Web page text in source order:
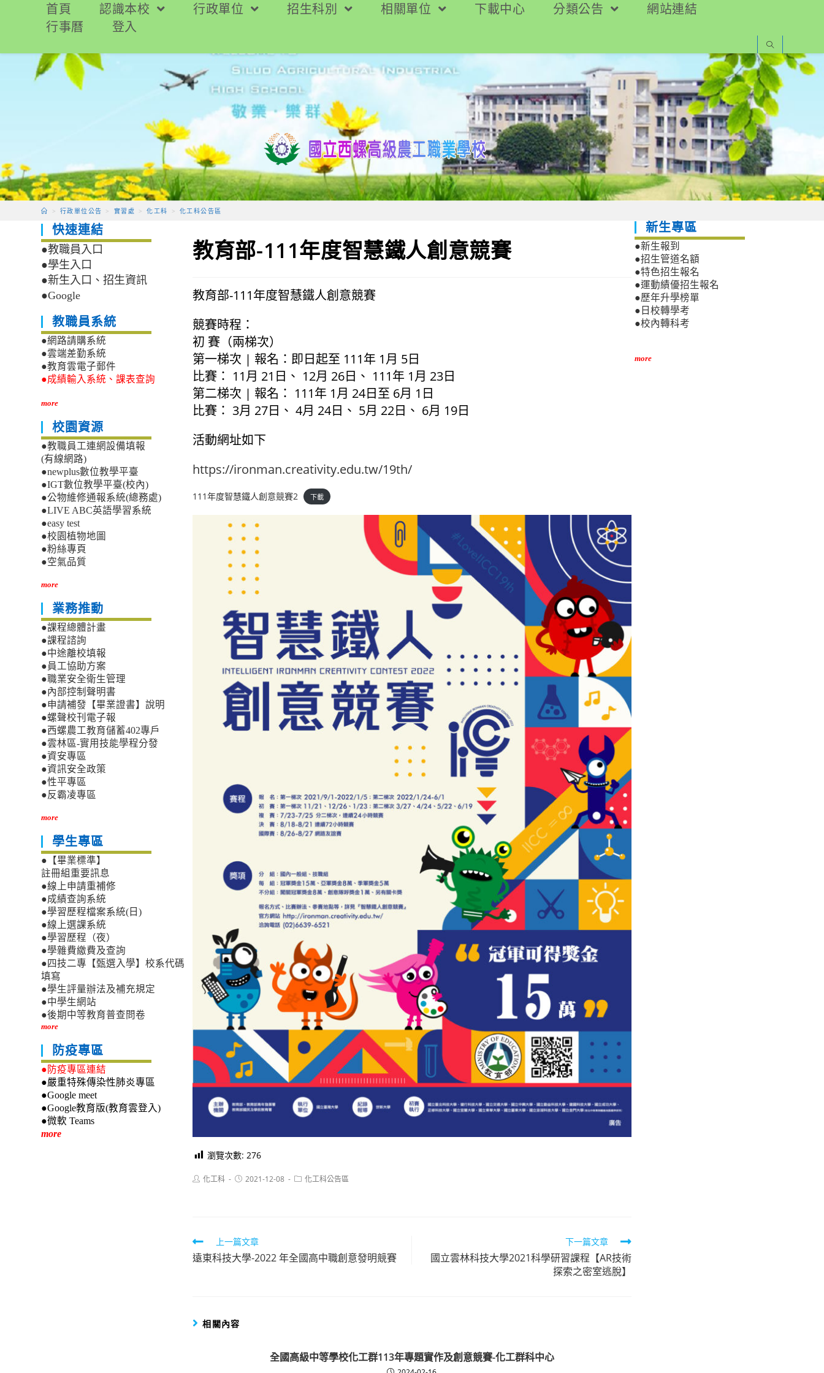
要
首頁 認識本校 行政單位 招生科別 相關單位 下載中心 分類公告
網站連結
行事曆
登入
> 行政單位公告 > 實習處 > 化工科 > 化工科公告區
教育部-111年度智慧鐵人創意競賽
教育部-111年度智慧鐵人創意競賽
競賽時程：
初 賽（兩梯次）
第一梯次 | 報名：即日起至 111年 1月 5日
比賽： 11月 21日、 12月 26日、 111年 1月 23日
第二梯次 | 報名： 111年 1月 24日至 6月 1日
比賽： 3月 27日、 4月 24日、 5月 22日、 6月 19日
活動網址如下
https://ironman.creativity.edu.tw/19th/
111年度智慧鐵人創意競賽2 下載
瀏覽次數: 276
Post化工科
Post2021-12-08
Post化工科公告區
Read
more
上一篇文章
遠東科技大學-2022 年全國高中職創意發明競賽
下一篇文章
國立雲林科技大學2021科學研習課程【AR技術
探索之密室逃脫】
相關內容
全國高級中等學校化工群113年專題實作及創意競賽-化工群科中心
快速連結
●教職員入口
●學生入口
●新生入口、招生資訊
●Google
教職員系統
●網路請購系統
●雲端差勤系統
●教育雲電子郵件
●成績輸入系統、課表查詢
more
校園資源
●教職員工連網設備填報
(有線網路)
●newplus數位教學平臺
●IGT數位教學平臺(校內)
●公物維修通報系統(總務處)
●LIVE ABC英語學習系統
●easy test
●校園植物地圖
●粉絲專頁
●空氣品質
more
業務推動
●課程總體計畫
●課程諮詢
●中途離校填報
●員工協助方案
●職業安全衛生管理
●內部控制聲明書
●申請補發【畢業證書】說明
●螺聲校刊電子報
●西螺農工教育儲蓄402專戶
●雲林區-實用技能學程分發
●資安專區
●資訊安全政策
●性平專區
●反霸凌專區
more
學生專區
●【畢業標準】
註冊組重要訊息
●線上申請重補修
●成績查詢系統
●學習歷程檔案系統(日)
●線上選課系統
●學習歷程（夜）
●學雜費繳費及查詢
●四技二專【甄選入學】校系代碼
填寫
●學生評量辦法及補充規定
●中學生網站
●後期中等教育普查問卷
more
防疫專區
●防疫專區連結
●嚴重特殊傳染性肺炎專區
●Google meet
●Google教育版(教育雲登入)
●微軟 Teams
more
新生專區
●新生報到
●招生管道名額
●特色招生報名
●運動績優招生報名
●歷年升學榜單
●日校轉學考
●校內轉科考
more